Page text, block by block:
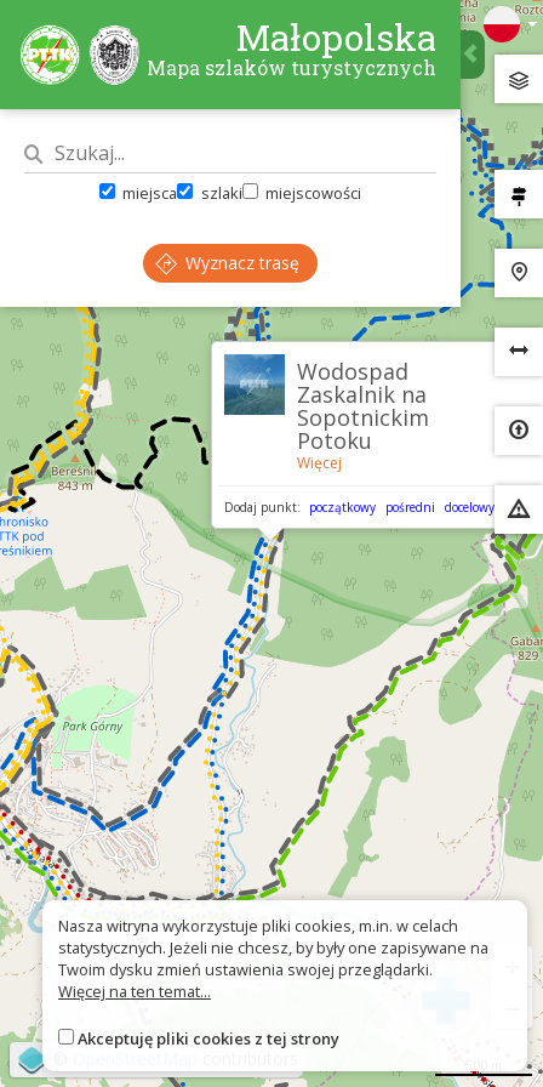
Wodospad
Zaskalnik na
Sopotnickim
Potoku
Więcej
Dodaj punkt: początkowy pośredni docelowy
Małopolska
Mapa szlaków turystycznych
miejsca szlaki miejscowości
Wyznacz trasę
Nasza witryna wykorzystuje pliki cookies, m.in. w celach
statystycznych. Jeżeli nie chcesz, by były one zapisywane na
Twoim dysku zmień ustawienia swojej przeglądarki.
Więcej na ten temat...
Akceptuję pliki cookies z tej strony